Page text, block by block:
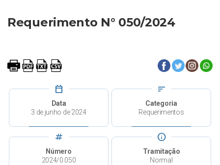
Requerimento N° 050/2024
calendar_today
Data
3 de junho de 2024
sort
Categoria
Requerimentos
tag
Número
2024/0.050
info
Tramitação
Normal